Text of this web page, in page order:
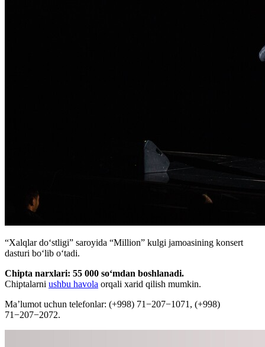
“Xalqlar doʻstligi” saroyida “Million” kulgi jamoasining konsert
dasturi boʻlib oʻtadi.
Chipta narxlari: 55 000 soʻmdan boshlanadi.
Chiptalarni ushbu havola orqali xarid qilish mumkin.
Ma’lumot uchun telefonlar: (+998) 71−207−1071, (+998)
71−207−2072.